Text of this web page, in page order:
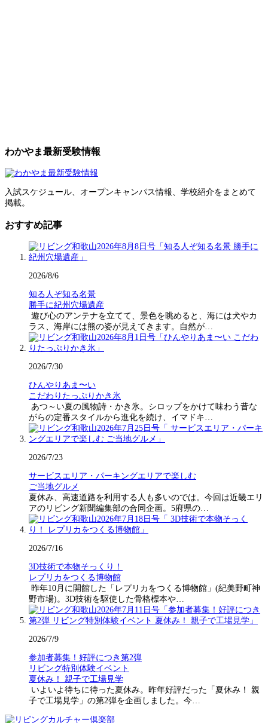
わかやま最新受験情報
入試スケジュール、オープンキャンパス情報、学校紹介をまとめて
掲載。
おすすめ記事
2026/8/6
知る人ぞ知る名景
勝手に紀州穴場遺産
遊び心のアンテナを立てて、景色を眺めると、海には犬やカ
ラス、海岸には熊の姿が見えてきます。自然が…
2026/7/30
ひんやりあま〜い
こだわりたっぷりかき氷
あつ～い夏の風物詩・かき氷。シロップをかけて味わう昔な
がらの定番スタイルから進化を続け、イマドキ…
2026/7/23
サービスエリア・パーキングエリアで楽しむ
ご当地グルメ
夏休み、高速道路を利用する人も多いのでは。今回は近畿エリ
アのリビング新聞編集部の合同企画。5府県の…
2026/7/16
3D技術で本物そっくり！
レプリカをつくる博物館
昨年10月に開館した「レプリカをつくる博物館」(紀美野町神
野市場)。3D技術を駆使した骨格標本や…
2026/7/9
参加者募集！好評につき第2弾
リビング特別体験イベント
夏休み！ 親子で工場見学
いよいよ待ちに待った夏休み。昨年好評だった「夏休み！ 親
子で工場見学」の第2弾を企画しました。今…